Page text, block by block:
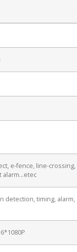
e-fence, line-crossing,
alarm…etec
detection, timing, alarm,